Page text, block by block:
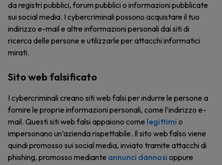
da registri pubblici, forum pubblici o informazioni pubblicate
sui social media. I cybercriminali possono acquistare il tuo
indirizzo e-mail e altre informazioni personali dai siti di
ricerca delle persone e utilizzarle per attacchi informatici
mirati.
Sito web falsificato
I cybercriminali creano siti web falsi per indurre le persone a
fornire le proprie informazioni personali, come l’indirizzo e-
mail. Questi siti web falsi appaiono come legittimi o
impersonano un’azienda rispettabile. Il sito web falso viene
quindi promosso sui social media, inviato tramite attacchi di
phishing, promosso mediante annunci dannosi oppure